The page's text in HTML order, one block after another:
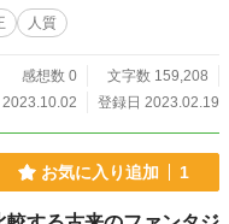
られ、
の冒険の
し
人質
感想数 0
文字数 159,208
登録日 2023.02.19
お気に入り追加 1